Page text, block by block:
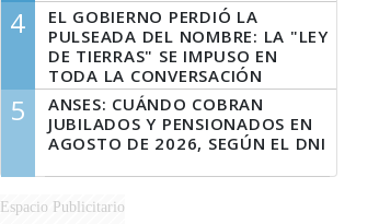
LA LEY DEL MANEJO DEL FUEGO
4
EL GOBIERNO PERDIÓ LA
PULSEADA DEL NOMBRE: LA "LEY
DE TIERRAS" SE IMPUSO EN
TODA LA CONVERSACIÓN
DIGITAL
5
ANSES: CUÁNDO COBRAN
JUBILADOS Y PENSIONADOS EN
AGOSTO DE 2026, SEGÚN EL DNI
Espacio Publicitario